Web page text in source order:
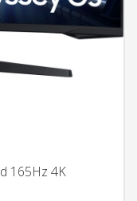
165Hz 4K